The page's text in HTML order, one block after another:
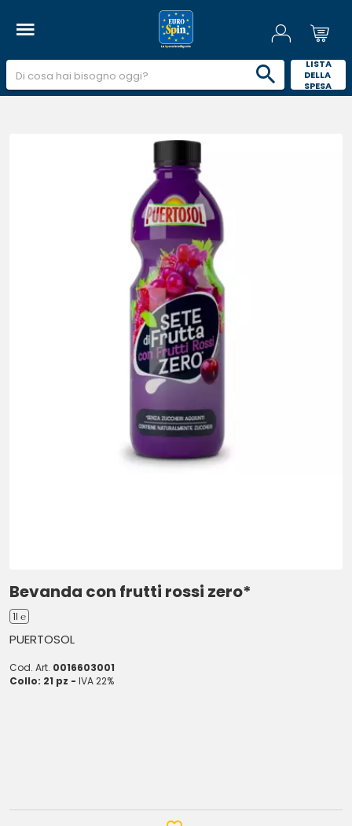
LISTA
DELLA
SPESA
Bevanda con frutti rossi zero*
1l ℮
PUERTOSOL
Cod. Art. 0016603001
Collo: 21 pz - IVA 22%